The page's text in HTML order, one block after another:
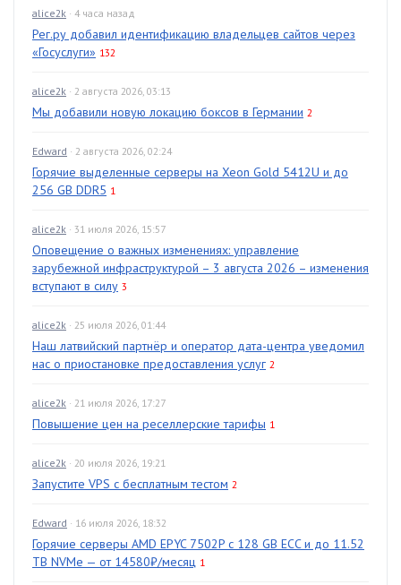
alice2k · 4 часа назад
Рег.ру добавил идентификацию владельцев сайтов через
«Госуслуги» 132
alice2k · 2 августа 2026, 03:13
Мы добавили новую локацию боксов в Германии 2
Edward · 2 августа 2026, 02:24
Горячие выделенные серверы на Xeon Gold 5412U и до
256 GB DDR5 1
alice2k · 31 июля 2026, 15:57
Оповещение о важных изменениях: управление
зарубежной инфраструктурой – 3 августа 2026 – изменения
вступают в силу 3
alice2k · 25 июля 2026, 01:44
Наш латвийский партнёр и оператор дата-центра уведомил
нас о приостановке предоставления услуг 2
alice2k · 21 июля 2026, 17:27
Повышение цен на реселлерские тарифы 1
alice2k · 20 июля 2026, 19:21
Запустите VPS с бесплатным тестом 2
Edward · 16 июля 2026, 18:32
Горячие серверы AMD EPYC 7502P с 128 GB ECC и до 11.52
TB NVMe — от 14580₽/месяц 1